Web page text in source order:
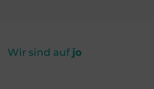
Wir sind auf jo